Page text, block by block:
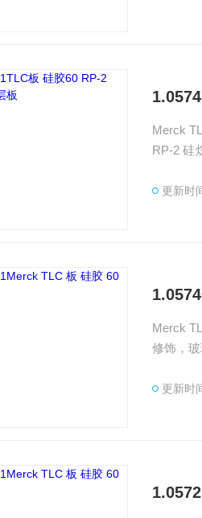
Merck
RP-2 硅
柱、化
更新时
Merck
修饰，
提供产
更新时